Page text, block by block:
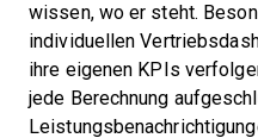
wissen, wo er steht.
individuellen
ihre eigenen KPIs
jede Berechnung